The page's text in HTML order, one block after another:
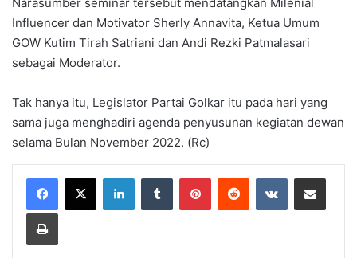
Influencer dan Motivator Sherly Annavita, Ketua Umum
GOW Kutim Tirah Satriani dan Andi Rezki Patmalasari
sebagai Moderator.
Tak hanya itu, Legislator Partai Golkar itu pada hari yang
sama juga menghadiri agenda penyusunan kegiatan dewan
selama Bulan November 2022. (Rc)